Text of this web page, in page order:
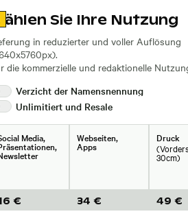
den Lizenzinformationen
Sie Ihre Nutzung
in reduzierter und voller Auflösung
die kommerzielle und redaktionelle
Verzicht der Namensnennung
Unlimitiert und Resale
Media,
€
Webseiten,
Apps
34 €
Druck
30cm)
49 €